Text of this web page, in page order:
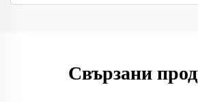
Свързани